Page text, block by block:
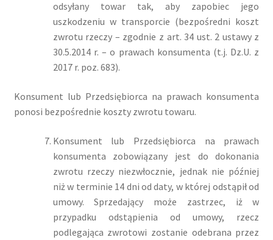
odsyłany towar tak, aby zapobiec jego
uszkodzeniu w transporcie (bezpośredni koszt
zwrotu rzeczy – zgodnie z art. 34 ust. 2 ustawy z
30.5.2014 r. – o prawach konsumenta (t.j. Dz.U. z
2017 r. poz. 683).
Konsument lub Przedsiębiorca na prawach konsumenta
ponosi bezpośrednie koszty zwrotu towaru.
Konsument lub Przedsiębiorca na prawach
konsumenta zobowiązany jest do dokonania
zwrotu rzeczy niezwłocznie, jednak nie później
niż w terminie 14 dni od daty, w której odstąpił od
umowy. Sprzedający może zastrzec, iż w
przypadku odstąpienia od umowy, rzecz
podlegająca zwrotowi zostanie odebrana przez